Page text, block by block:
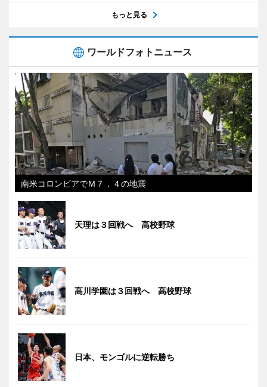
もっと見る
ワールドフォトニュース
南米コロンビアでＭ７．４の地震
天理は３回戦へ 高校野球
高川学園は３回戦へ 高校野球
日本、モンゴルに逆転勝ち